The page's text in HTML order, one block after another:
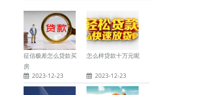
征信极差怎么贷款买
房
2023-12-23
怎么样贷款十万元呢
2023-12-23